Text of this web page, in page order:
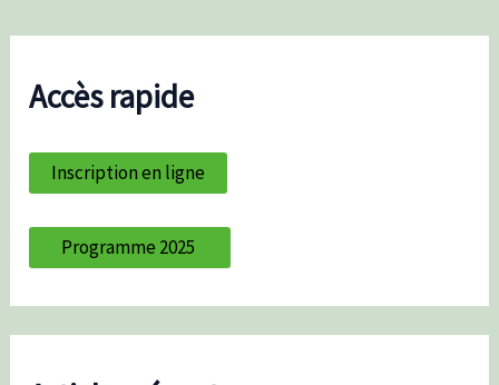
Accès rapide
Inscription en ligne
Programme 2025